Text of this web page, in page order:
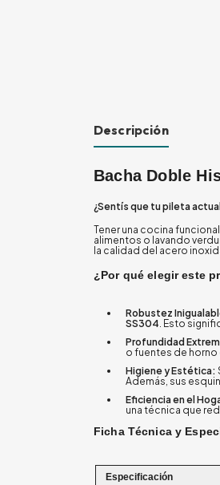
Descripción
Bacha Doble
¿Sentís que tu pileta
Tener una cocina
alimentos o lavando
la calidad del acero
¿Por qué elegir este
Robustez
SS304 . Esto
Profundidad
o fuentes de horno
Higiene y Estética:
Además, sus
Eficiencia en el
una técnica que
Ficha Técnica y
Especificación